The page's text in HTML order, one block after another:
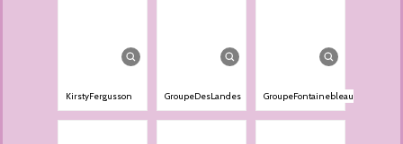
KirstyFergusson GroupeDesLandes GroupeFontainebleau